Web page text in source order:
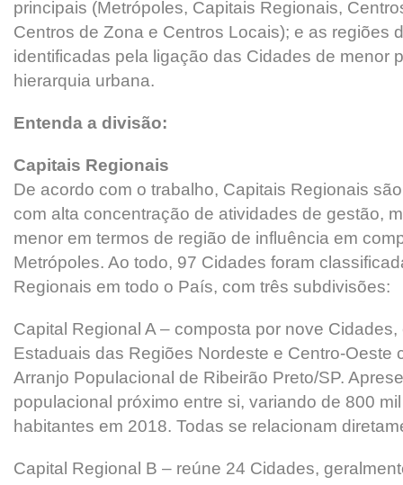
principais (Metrópoles, Capitais Regionais,
Centros de Zona e Centros Locais); e as regiões
identificadas pela ligação das Cidades de menor
hierarquia urbana.
Entenda a divisão:
Capitais Regionais
De acordo com o trabalho, Capitais Regionais
com alta concentração de atividades de gestão,
menor em termos de região de influência em
Metrópoles. Ao todo, 97 Cidades foram
Regionais em todo o País, com três subdivisões:
Capital Regional A – composta por nove
Estaduais das Regiões Nordeste e Centro-Oeste
Arranjo Populacional de Ribeirão Preto/SP.
populacional próximo entre si, variando de 800
habitantes em 2018. Todas se relacionam
Capital Regional B – reúne 24 Cidades,